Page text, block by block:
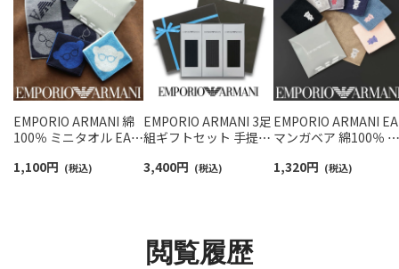
EMPORIO ARMANI 綿
100％ ミニタオル EA 3
オル メンズ【365日最短
1,100円 (税込)
EMPORIO ARMANI 3足
組ギフトセット 手提げ
ジネスソックス クルー
3,400円 (税込)
EMPORIO ARMANI EA
マンガベア 綿100％ ミ
最短翌日発送】
1,320円 (税込)
閲覧履歴